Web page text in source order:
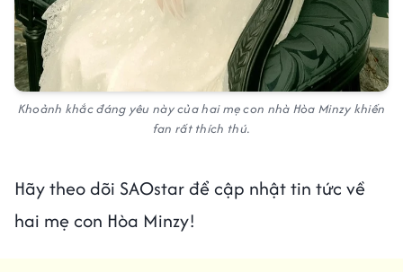
Khoảnh khắc đáng yêu này của hai mẹ con nhà Hòa Minzy khiến
fan rất thích thú.
Hãy theo dõi SAOstar để cập nhật tin tức về
hai mẹ con Hòa Minzy!